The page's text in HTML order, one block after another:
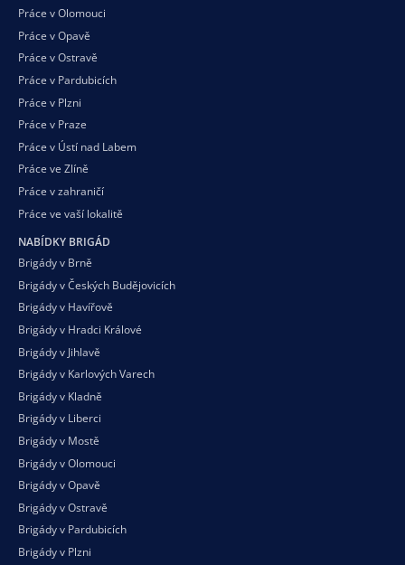
Práce v Olomouci
Práce v Opavě
Práce v Ostravě
Práce v Pardubicích
Práce v Plzni
Práce v Praze
Práce v Ústí nad Labem
Práce ve Zlíně
Práce v zahraničí
Práce ve vaší lokalitě
NABÍDKY BRIGÁD
Brigády v Brně
Brigády v Českých Budějovicích
Brigády v Havířově
Brigády v Hradci Králové
Brigády v Jihlavě
Brigády v Karlových Varech
Brigády v Kladně
Brigády v Liberci
Brigády v Mostě
Brigády v Olomouci
Brigády v Opavě
Brigády v Ostravě
Brigády v Pardubicích
Brigády v Plzni